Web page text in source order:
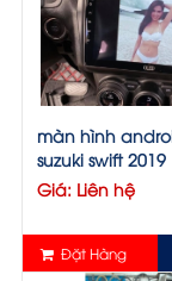
màn hình
suzuki swift 2019
Giá: Liên hệ
Đặt Hàng